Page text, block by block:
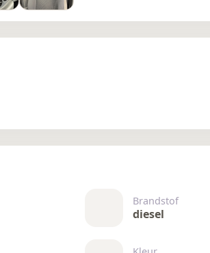
Brandstof
diesel